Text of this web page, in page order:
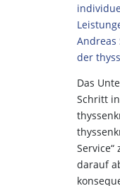
Andreas
der
Das
Schritt
darauf